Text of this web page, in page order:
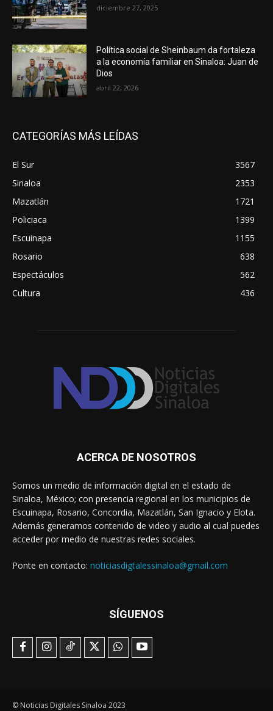
diciembre 27, 2025
Política social de Sheinbaum da fortaleza
a la economía familiar en Sinaloa: Juan de
Dios
abril 22, 2026
CATEGORÍAS MÁS LEÍDAS
El Sur
3567
Sinaloa
2353
Mazatlán
1721
Policiaca
1399
Escuinapa
1155
Rosario
638
Espectáculos
562
Cultura
436
ACERCA DE NOSOTROS
Somos un medio de información digital en el estado de
Sinaloa, México; con presencia regional en los municipios de
Escuinapa, Rosario, Concordia, Mazatlán, San Ignacio y Elota.
Además generamos contenido de video y audio al cual puedes
acceder por medio de nuestras redes sociales.
Ponte en contacto: noticiasdigtalessinaloa@gmail.com
SÍGUENOS
© Noticias Digitales Sinaloa 2023